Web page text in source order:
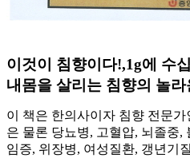
이것이 침향이다!,1g에 수
내몸을 살리는 침향의 놀
이 책은 한의사이자 침향 전문
은 물론 당뇨병, 고혈압, 뇌졸중,
임증, 위장병, 여성질환, 갱년기